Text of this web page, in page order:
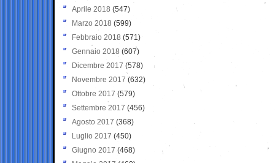
Aprile 2018 (547)
Marzo 2018 (599)
Febbraio 2018 (571)
Gennaio 2018 (607)
Dicembre 2017 (578)
Novembre 2017 (632)
Ottobre 2017 (579)
Settembre 2017 (456)
Agosto 2017 (368)
Luglio 2017 (450)
Giugno 2017 (468)